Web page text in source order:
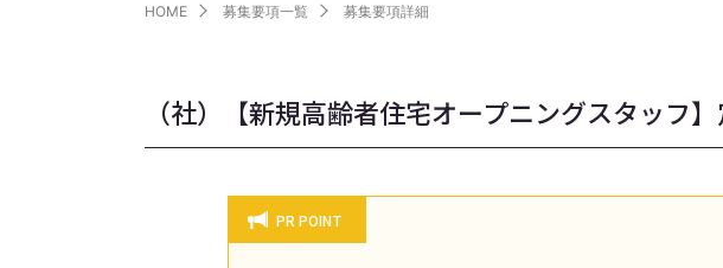
HOME 募集要項一覧 募集要項詳細
（社）【新規高齢者住宅オープニングスタッ
PR POINT